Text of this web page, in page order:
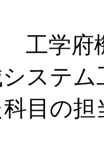
工学府
ステ
目の